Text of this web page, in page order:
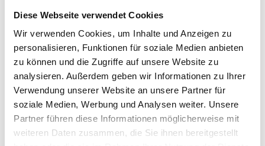
Diese Webseite verwendet Cookies
Wir verwenden Cookies, um Inhalte und Anzeigen zu
personalisieren, Funktionen für soziale Medien anbieten
zu können und die Zugriffe auf unsere Website zu
analysieren. Außerdem geben wir Informationen zu Ihrer
Verwendung unserer Website an unsere Partner für
soziale Medien, Werbung und Analysen weiter. Unsere
Partner führen diese Informationen möglicherweise mit
weiteren Daten zusammen, die Sie ihnen bereitgestellt